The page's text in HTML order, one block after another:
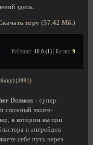
здесь
игру (57.42 Мб.)
Рейтинг: 10.0 (1) | Баллы: 9
(3991)
Demons - супер
сложный экшен-
в котором вы при
и апгрейдов
себе путь через